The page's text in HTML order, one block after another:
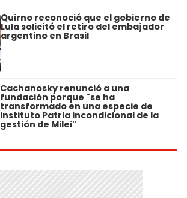
Quirno reconoció que el gobierno de
Lula solicitó el retiro del embajador
argentino en Brasil
Cachanosky renunció a una
fundación porque "se ha
transformado en una especie de
Instituto Patria incondicional de la
gestión de Milei"